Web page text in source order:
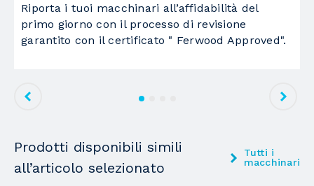
nr. ventose
con posizionamento da CN
Gruppo operatori foratori 1
Riporta i tuoi macchinari all’affidabilità del
primo giorno con il processo di revisione
garantito con il certificato " Ferwood Approved".
Prodotti disponibili simili
all’articolo selezionato
Tutti i
macchinari